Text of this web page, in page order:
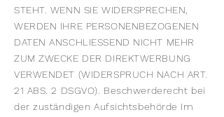
STEHT. WENN SIE WIDERSPRECHEN,
WERDEN IHRE PERSONENBEZOGENEN
DATEN ANSCHLIESSEND NICHT MEHR
ZUM ZWECKE DER DIREKTWERBUNG
VERWENDET (WIDERSPRUCH NACH ART.
21 ABS. 2 DSGVO). Beschwerderecht bei
der zuständigen Aufsichtsbehörde Im